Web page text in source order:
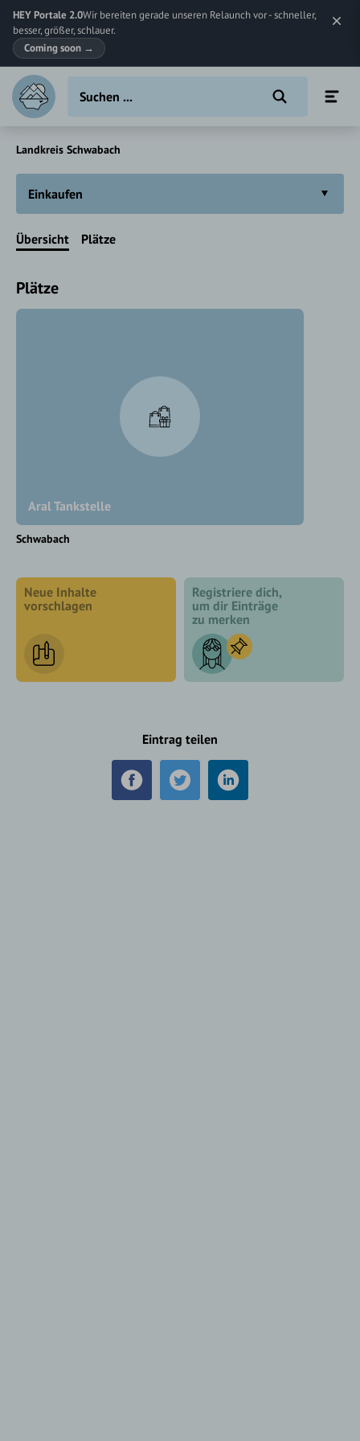
HEY Portale 2.0Wir bereiten gerade unseren Relaunch vor - schneller,
besser, größer, schlauer.
Coming soon →
Landkreis Schwabach
Einkaufen
Übersicht Plätze
Plätze
Aral Tankstelle
Schwabach
Neue Inhalte
vorschlagen
Registriere dich,
um dir Einträge
zu merken
Eintrag teilen